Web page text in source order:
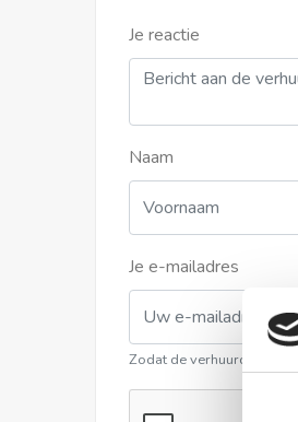
Je reactie
Naam
Je e-mailadres
Zodat de verhuurder